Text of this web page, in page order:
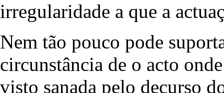
irregularidade a que a
Nem tão pouco pode
circunstância de o acto
visto sanada pelo decurso